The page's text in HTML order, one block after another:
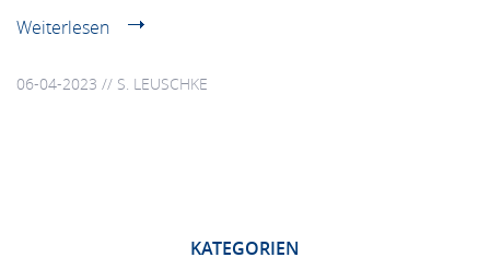
Weiterlesen
06-04-2023 // S. LEUSCHKE
KATEGORIEN